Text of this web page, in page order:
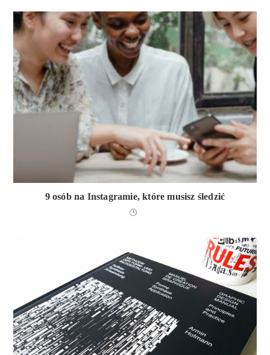
9 osób na Instagramie, które musisz śledzić